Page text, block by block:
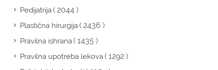
Pedijatrija( 2044 )
Plastična hirurgija( 2436 )
Pravilna ishrana( 1435 )
Pravilna upotreba lekova( 1292 )